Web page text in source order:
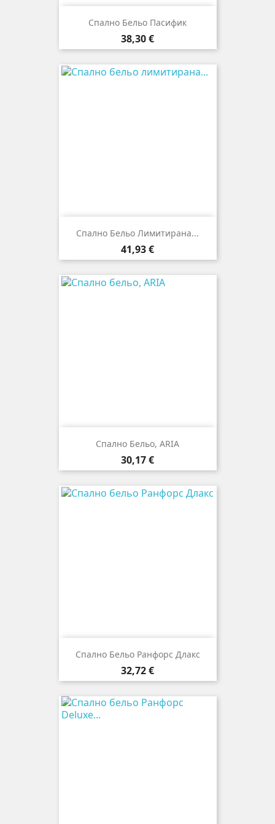
Спално Бельо Пасифик
Цена
38,30 €
Спално Бельо Лимитирана...
Цена
41,93 €
Спално Бельо, ARIA
Цена
30,17 €
Спално Бельо Ранфорс Длакс
Цена
32,72 €